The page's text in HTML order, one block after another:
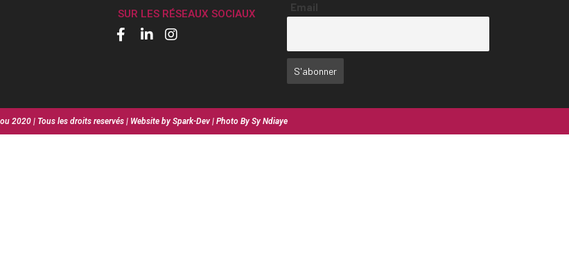
SUR LES RÉSEAUX SOCIAUX
Email
2020 | Tous les droits reservés | Website by Spark-Dev | Photo By Sy Ndiaye